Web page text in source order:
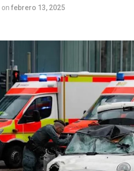
on febrero 13, 2025